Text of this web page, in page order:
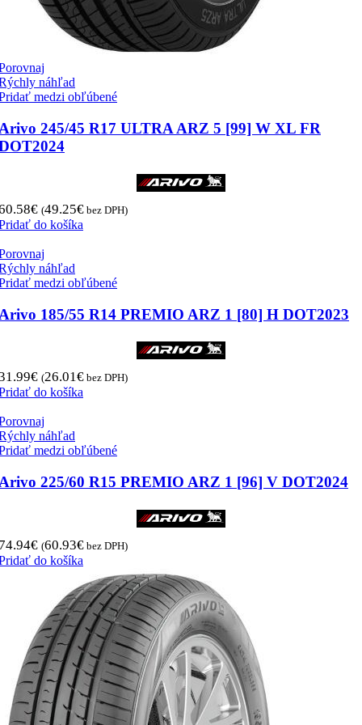
náhľad
medzi obľúbené
245/45 R17 ULTRA ARZ 5 [99] W XL FR
€ (49.25€ bez DPH)
do košíka
náhľad
medzi obľúbené
185/55 R14 PREMIO ARZ 1 [80] H DOT2023
€ (26.01€ bez DPH)
do košíka
náhľad
medzi obľúbené
225/60 R15 PREMIO ARZ 1 [96] V DOT2024
€ (60.93€ bez DPH)
do košíka